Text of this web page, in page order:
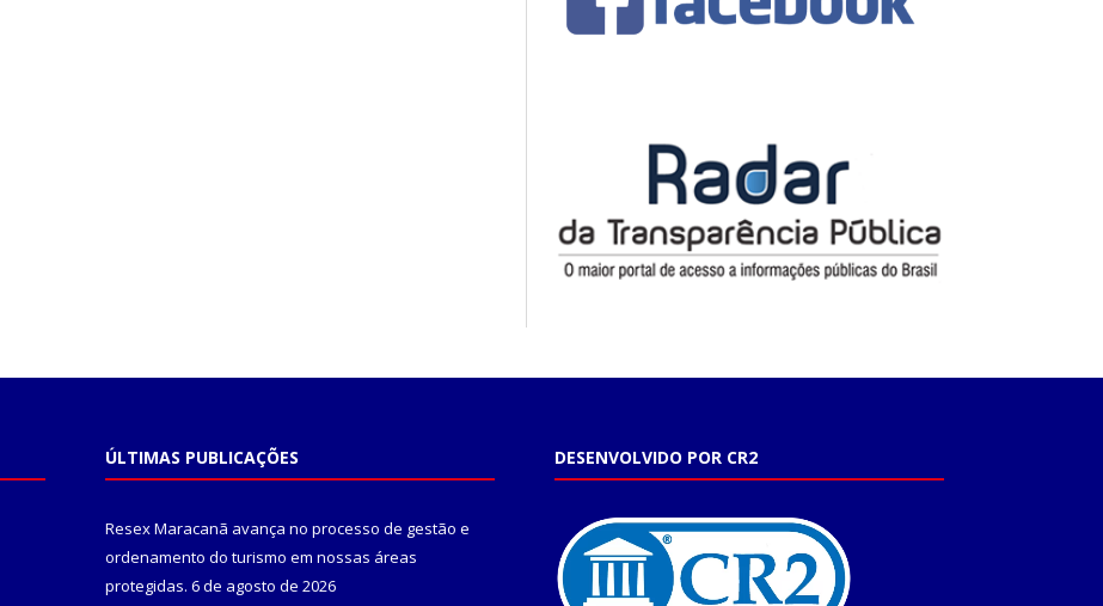
ÚLTIMAS PUBLICAÇÕES
Resex Maracanã avança no processo de gestão e
ordenamento do turismo em nossas áreas
protegidas. 6 de agosto de 2026
DESENVOLVIDO POR CR2